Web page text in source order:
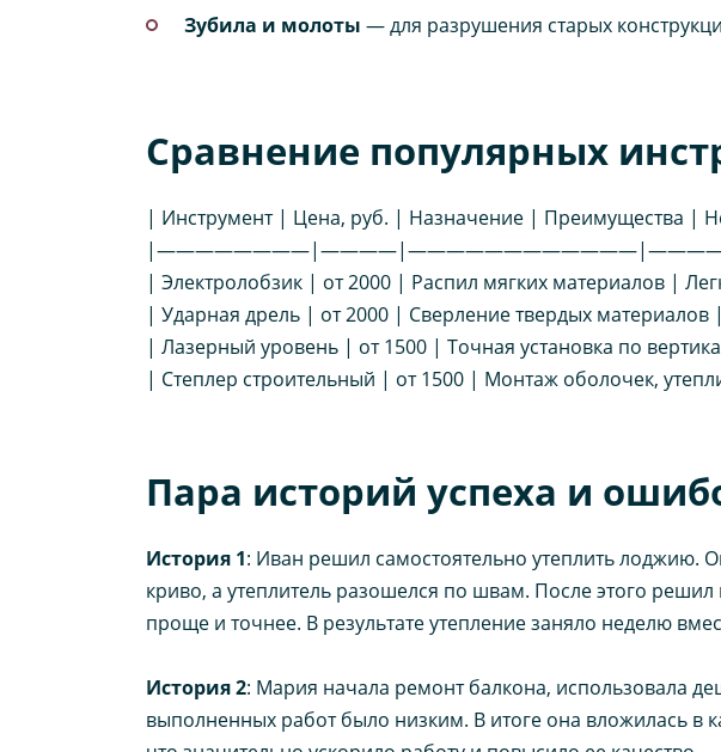
Зубила и молоты — для разрушения старых
Сравнение популярных
| Инструмент | Цена, руб. | Назначение | Преимущества |
| Электролобзик | от 2000 | Распил мягких материалов |
| Ударная дрель | от 2000 | Сверление твердых
| Лазерный уровень | от 1500 | Точная установка по
| Степлер строительный | от 1500 | Монтаж оболочек,
Пара историй успеха и
История 1: Иван решил самостоятельно утеплить лоджию.
криво, а утеплитель разошелся по швам. После этого
проще и точнее. В результате утепление заняло неделю
История 2: Мария начала ремонт балкона, использовала
выполненных работ было низким. В итоге она вложилась в